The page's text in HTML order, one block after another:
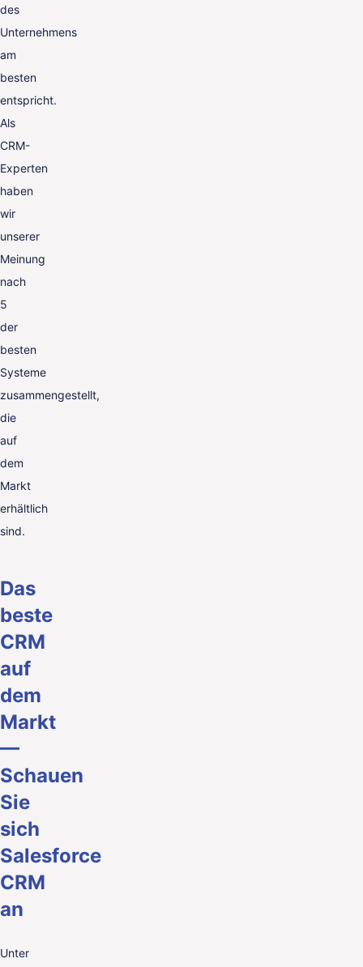
des
Unternehmens
am
besten
entspricht.
Als
CRM-
Experten
haben
wir
unserer
Meinung
nach
5
der
besten
Systeme
zusammengestellt,
die
auf
dem
Markt
erhältlich
sind.
Das
beste
CRM
auf
dem
Markt
—
Schauen
Sie
sich
Salesforce
CRM
an
Unter